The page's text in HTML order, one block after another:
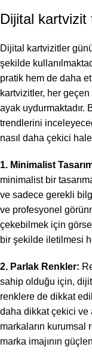
Dijital kartvizit
Dijital kartvizitler
şekilde
pratik hem de daha
kartvizitler, her
ayak uydurmaktadır.
trendlerini
nasıl daha çekici
1. Minimalist
minimalist bir
ve sadece gerekli
ve profesyonel
çekebilmek için
bir şekilde iletilmesi
2. Parlak Renkler:
sahip olduğu için,
renklere de dikkat
daha dikkat çekici ve
markaların kurumsal
marka imajının